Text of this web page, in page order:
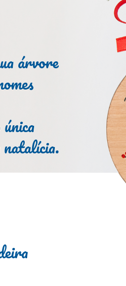
árvore
natalícia.